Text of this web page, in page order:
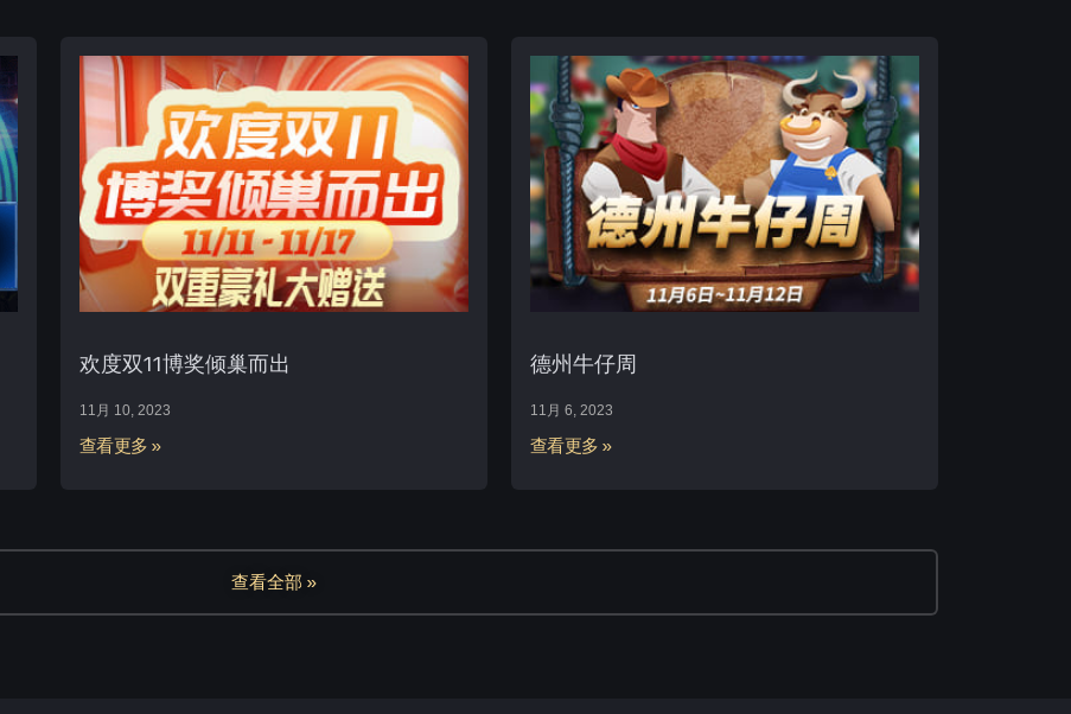
欢度双11博奖倾巢而出
11月 10, 2023
查看更多 »
德州牛仔周
11月 6, 2023
查看更多 »
查看全部 »